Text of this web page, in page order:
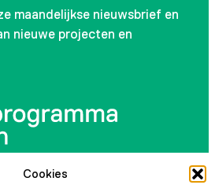
Cookies
maandelijkse nieuwsbrief en
nieuwe projecten en